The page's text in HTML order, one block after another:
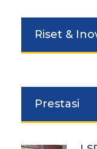
Riset &
Prestasi